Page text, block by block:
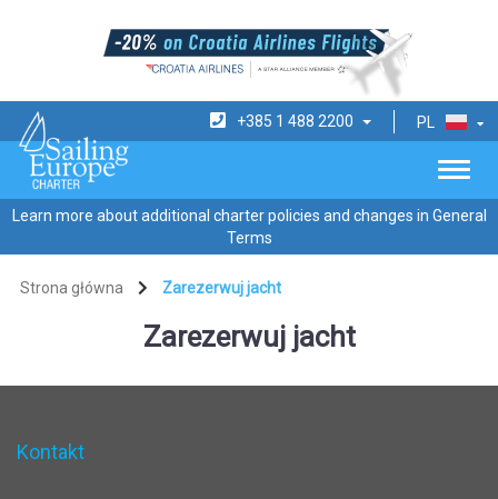
PL
+385 1 488 2200
Learn more about additional charter policies and changes in General
Terms
Strona główna Zarezerwuj jacht
Zarezerwuj jacht
Kontakt